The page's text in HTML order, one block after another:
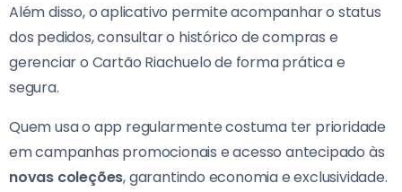
Além disso, o aplicativo permite acompanhar o status
dos pedidos, consultar o histórico de compras e
gerenciar o Cartão Riachuelo de forma prática e
segura.
Quem usa o app regularmente costuma ter prioridade
em campanhas promocionais e acesso antecipado às
novas coleções, garantindo economia e exclusividade.